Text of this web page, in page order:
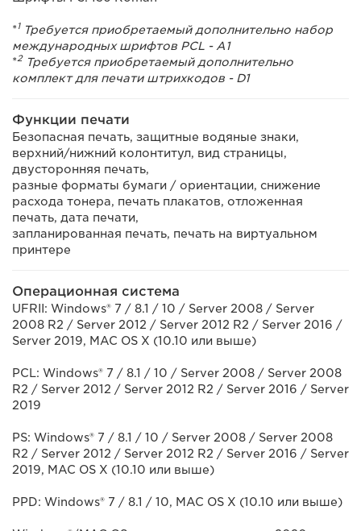
*1Требуется приобретаемый дополнительно набор
международных шрифтов PCL - A1
*2 Требуется приобретаемый дополнительно
комплект для печати штрихкодов - D1
Функции печати
Безопасная печать, защитные водяные знаки,
верхний/нижний колонтитул, вид страницы,
двусторонняя печать,
разные форматы бумаги / ориентации, снижение
расхода тонера, печать плакатов, отложенная
печать, дата печати,
запланированная печать, печать на виртуальном
принтере
Операционная система
UFRII: Windows® 7 / 8.1 / 10 / Server 2008 / Server
2008 R2 / Server 2012 / Server 2012 R2 / Server 2016 /
Server 2019, MAC OS X (10.10 или выше)
PCL: Windows® 7 / 8.1 / 10 / Server 2008 / Server 2008
R2 / Server 2012 / Server 2012 R2 / Server 2016 / Server
2019
PS: Windows® 7 / 8.1 / 10 / Server 2008 / Server 2008
R2 / Server 2012 / Server 2012 R2 / Server 2016 / Server
2019, MAC OS X (10.10 или выше)
PPD: Windows® 7 / 8.1 / 10, MAC OS X (10.10 или выше)